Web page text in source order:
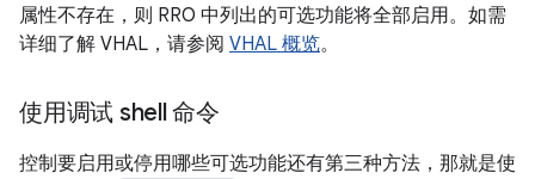
属性不存在，则 RRO 中列出的可选功能将全部启用。如需
详细了解 VHAL，请参阅 VHAL 概览。
使用调试 shell 命令
控制要启用或停用哪些可选功能还有第三种方法，那就是使